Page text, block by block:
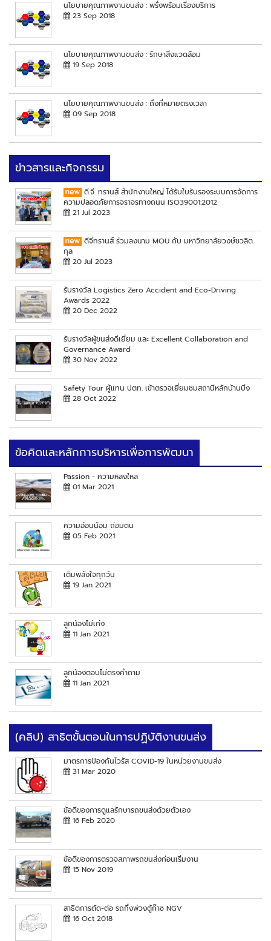
นโยบายคุณภาพงานขนส่ง : พรั่งพร้อมเรื่องบริการ
23 Sep 2018
นโยบายคุณภาพงานขนส่ง : รักษาสิ่งแวดล้อม
19 Sep 2018
นโยบายคุณภาพงานขนส่ง : ถึงที่หมายตรงเวลา
09 Sep 2018
ข่าวสารและกิจกรรม
ดี.จี. ทรานส์ สำนักงานใหญ่ ได้รับใบรับรองระบบการจัดการ
ความปลอดภัยการจราจรทางถนน ISO39001:2012
21 Jul 2023
ดีจีทรานส์ ร่วมลงนาม MOU กับ มหาวิทยาลัยวงษ์ชวลิต
กุล
20 Jul 2023
รับรางวัล Logistics Zero Accident and Eco-Driving
Awards 2022
20 Dec 2022
รับรางวัลผู้ขนส่งดีเยี่ยม และ Excellent Collaboration and
Governance Award
30 Nov 2022
Safety Tour ผู้แทน ปตท. เข้าตรวจเยี่ยมชมสถานีหลักบ้านบึง
28 Oct 2022
ข้อคิดและหลักการบริหารเพื่อการพัฒนา
Passion - ความหลงใหล
01 Mar 2021
ความอ่อนน้อม ถ่อมตน
05 Feb 2021
เติมพลังใจทุกวัน
19 Jan 2021
ลูกน้องไม่เก่ง
11 Jan 2021
ลูกน้องตอบไม่ตรงคำถาม
11 Jan 2021
(คลิป) สาธิตขั้นตอนในการปฏิบัติงานขนส่ง
มาตรการป้องกันไวรัส COVID-19 ในหน่วยงานขนส่ง
31 Mar 2020
ข้อดีของการดูแลรักษารถขนส่งด้วยตัวเอง
16 Feb 2020
ข้อดีของการตรวจสภาพรถขนส่งก่อนเริ่มงาน
15 Nov 2019
สาธิตการตัด-ต่อ รถกึ่งพ่วงตู้ก๊าซ NGV
16 Oct 2018